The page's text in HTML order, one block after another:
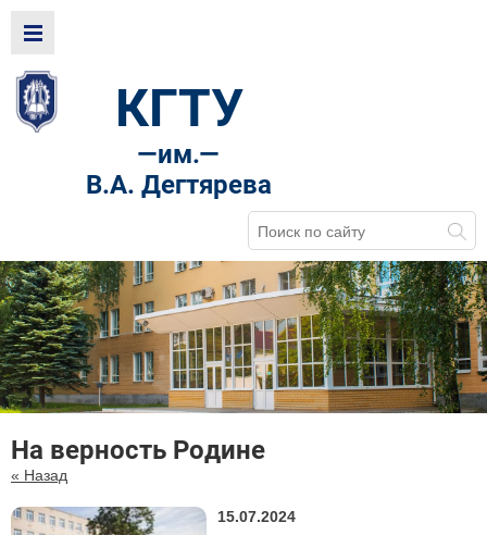
КГТУ
—им.—
В.А. Дегтярева
На верность Родине
« Назад
15.07.2024